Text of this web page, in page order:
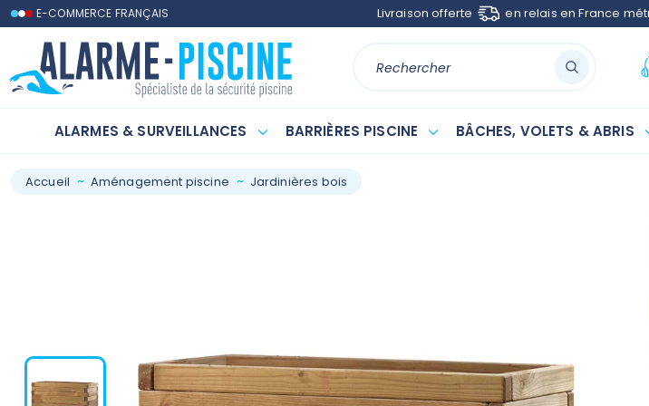
Contactez-nous
E-COMMERCE FRANÇAIS Livraison offerte en relais en France
ALARMES & SURVEILLANCES BARRIÈRES PISCINE BÂCHES, VOLETS & ABRIS
Accueil Aménagement piscine Jardinières bois